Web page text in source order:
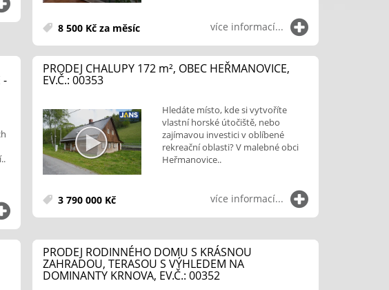
8 500 Kč za měsíc více informací...
-
PRODEJ CHALUPY 172 m², OBEC HEŘMANOVICE,
EV.Č.: 00353
Hledáte místo, kde si vytvoříte
vlastní horské útočiště, nebo
zajímavou investici v oblíbené
rekreační oblasti? V malebné obci
Heřmanovice..
3 790 000 Kč více informací...
PRODEJ RODINNÉHO DOMU S KRÁSNOU
ZAHRADOU, TERASOU S VÝHLEDEM NA
DOMINANTY KRNOVA, EV.Č.: 00352